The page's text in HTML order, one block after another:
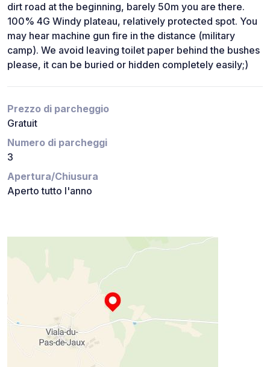
dirt road at the beginning, barely 50m you are there.
100% 4G Windy plateau, relatively protected spot. You
may hear machine gun fire in the distance (military
camp). We avoid leaving toilet paper behind the bushes
please, it can be buried or hidden completely easily;)
Prezzo di parcheggio
Gratuit
Numero di parcheggi
3
Apertura/Chiusura
Aperto tutto l'anno